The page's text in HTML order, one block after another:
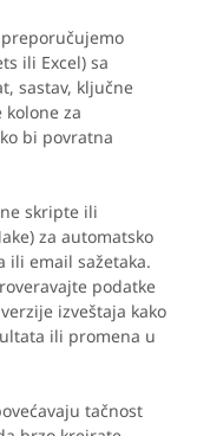
ili Excel) sa
sastav, ključne
za
bi povratna
skripte ili
za automatsko
ili email sažetaka.
podatke
izveštaja kako
ili promena u
tačnost